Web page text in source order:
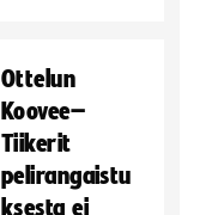
Ottelun
Koovee–
Tiikerit
pelirangaistu
ksesta ei